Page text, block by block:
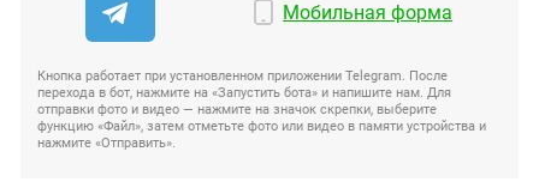
Мобильная форма
Кнопка работает при установленном приложении Telegram. После
перехода в бот, нажмите на «Запустить бота» и напишите нам. Для
отправки фото и видео — нажмите на значок скрепки, выберите
функцию «Файл», затем отметьте фото или видео в памяти устройства и
нажмите «Отправить».